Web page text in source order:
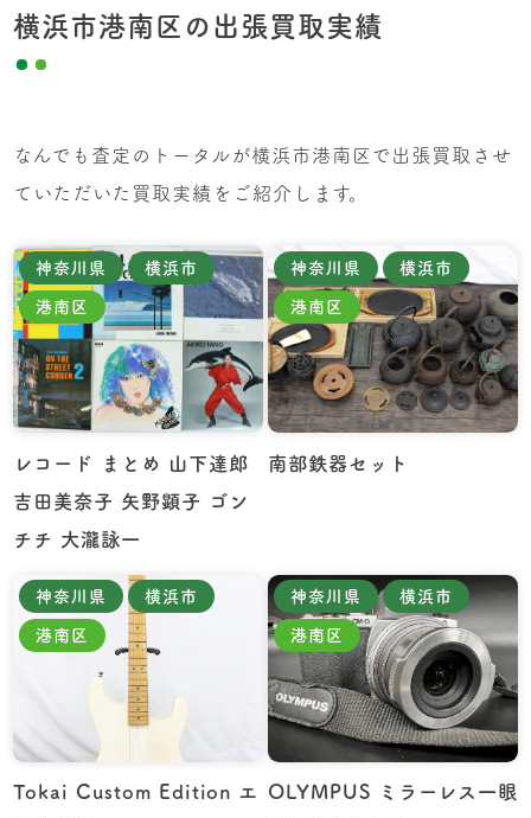
横浜市港南区の出張買取実績
なんでも査定のトータルが横浜市港南区で出張買取させ
ていただいた買取実績をご紹介します。
神奈川県 横浜市
港南区
レコード まとめ 山下達郎
吉田美奈子 矢野顕子 ゴン
チチ 大瀧詠一
神奈川県 横浜市
港南区
南部鉄器セット
神奈川県 横浜市
港南区
Tokai Custom Edition エ
神奈川県 横浜市
港南区
OLYMPUS ミラーレス一眼